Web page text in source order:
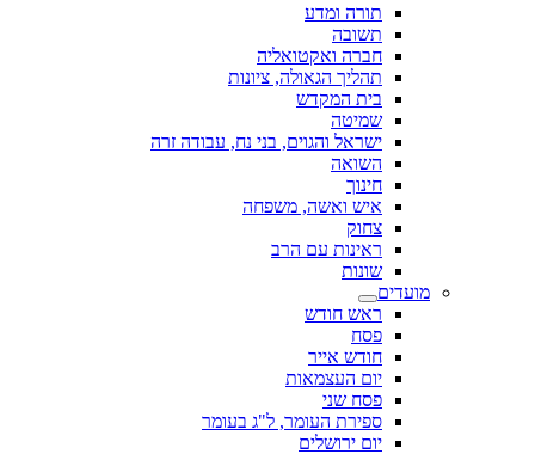
תורה ומדע
תשובה
חברה ואקטואליה
תהליך הגאולה, ציונות
בית המקדש
שמיטה
ישראל והגוים, בני נח, עבודה זרה
השואה
חינוך
איש ואשה, משפחה
צחוק
ראינות עם הרב
שונות
מועדים
ראש חודש
פסח
חודש אייר
יום העצמאות
פסח שני
ספירת העומר, ל"ג בעומר
יום ירושלים